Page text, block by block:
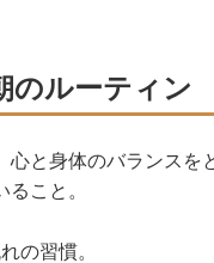
のルーティン
と身体のバランスを
こと。
の習慣。